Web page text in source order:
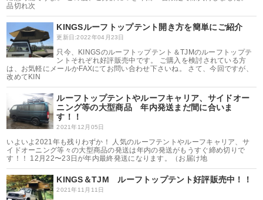
品切れ次
KINGSルーフトップテント開き方を簡単にご紹介
更新日:2022年04月23日
只今、KINGSのルーフトップテント＆TJMのルーフトップテ
ントそれぞれ好評販売中です。 ご購入を検討されている方
は、お気軽にメールかFAXにてお問い合わせ下さいね。 さて、今回ですが、
改めてKIN
ルーフトップテントやルーフキャリア、サイドオー
ニング等の大型商品 年内発送まだ間に合いま
す！！
2021年12月05日
いよいよ2021年も残りわずか！ 人気のルーフテントやルーフキャリア、サ
イドオーニング等々の大型商品の発送は年内の発送がもうすぐ締め切りで
す！！ 12月22〜23日が年内最終発送になります。（お届け地
KINGS＆TJM ルーフトップテント好評販売中！！
2021年11月11日